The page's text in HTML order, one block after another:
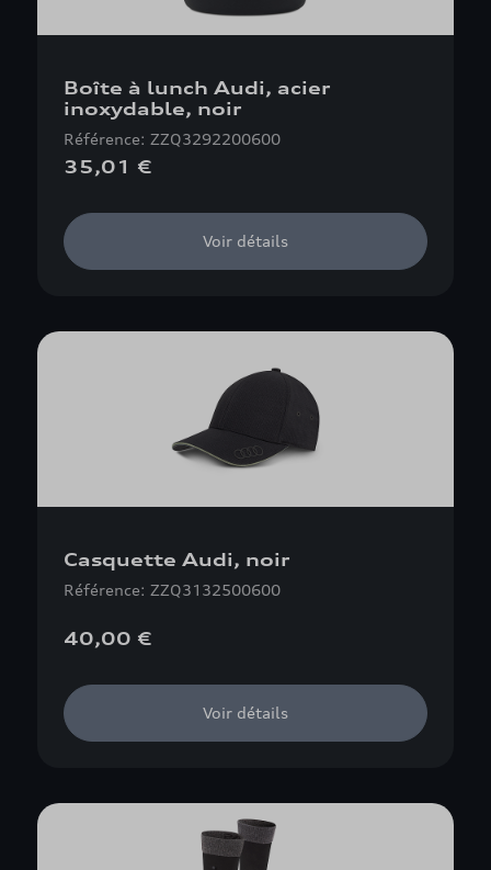
Boîte à lunch Audi, acier
inoxydable, noir
Référence: ZZQ3292200600
35,01 €
Voir détails
Casquette Audi, noir
Référence: ZZQ3132500600
40,00 €
Voir détails